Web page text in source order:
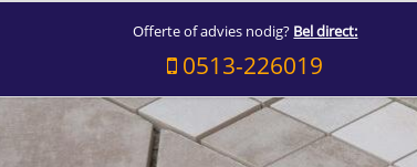
Offerte of advies nodig? Bel direct:
0513-226019